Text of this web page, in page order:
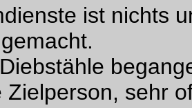
ist nichts
Zielperson, sehr